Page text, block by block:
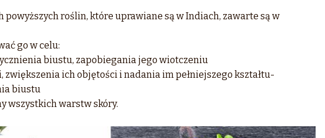
powyższych roślin, które uprawiane są w Indiach, zawarte są w
go w celu:
biustu, zapobiegania jego wiotczeniu
zwiększenia ich objętości i nadania im pełniejszego kształtu-
biustu
wszystkich warstw skóry.